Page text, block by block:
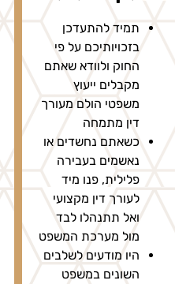
תמיד להתעדכן
בזכויותיכם על פי
החוק ולוודא שאתם
מקבלים ייעוץ
משפטי הולם מעורך
דין מתמחה
כשאתם נחשדים או
נאשמים בעבירה
פלילית, פנו מיד
לעורך דין מקצועי
ואל תתנהלו לבד
מול מערכת המשפט
היו מודעים לשלבים
השונים במשפט